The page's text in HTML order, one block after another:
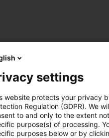
settings
website protects your privacy
Regulation (GDPR). We
to and only to the extent
purpose(s) of processing.
purposes below or by